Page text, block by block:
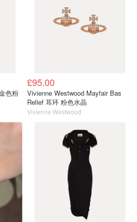
色粉
£95.00
Vivienne Westwood Mayfair Bas
Relief 耳环 粉色水晶
Vivienne Westwood